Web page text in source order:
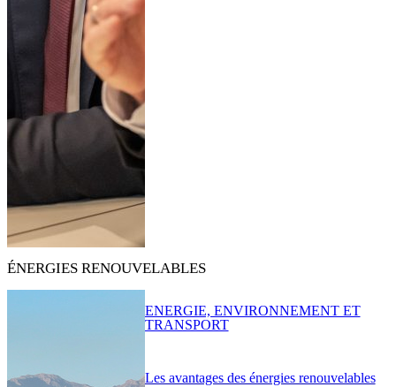
ÉNERGIES RENOUVELABLES
Les avantages des énergies renouvelables
ENERGIE, ENVIRONNEMENT ET
TRANSPORT